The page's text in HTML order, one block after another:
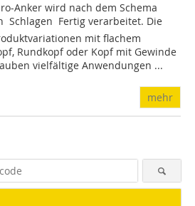
Anker wird nach dem Schema
 Schlagen  Fertig verarbeitet. Die
mit flachem
Rundkopf oder Kopf mit Gewinde
vielfältige Anwendungen ...
mehr